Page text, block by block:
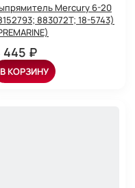
Mercury 6-20
883072T; 18-5743)
445 ₽
В КОРЗИНУ